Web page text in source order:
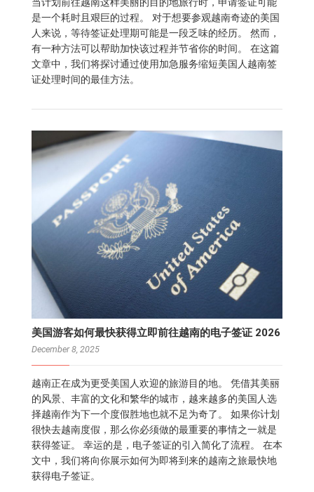
是一个耗时且艰巨的过程。 对于想要参观越南奇迹的美国
人来说，等待签证处理期可能是一段乏味的经历。 然而，
有一种方法可以帮助加快该过程并节省你的时间。 在这篇
文章中，我们将探讨通过使用加急服务缩短美国人越南签
证处理时间的最佳方法。
美国游客如何最快获得立即前往越南的电子签证 2026
December 8, 2025
越南正在成为更受美国人欢迎的旅游目的地。 凭借其美丽
的风景、丰富的文化和繁华的城市，越来越多的美国人选
择越南作为下一个度假胜地也就不足为奇了。 如果你计划
很快去越南度假，那么你必须做的最重要的事情之一就是
获得签证。 幸运的是，电子签证的引入简化了流程。 在本
文中，我们将向你展示如何为即将到来的越南之旅最快地
获得电子签证。